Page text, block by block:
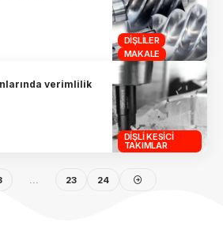
DIŞLILER
MAKALE
DIŞLI KESICI
TAKIMLAR
verimlilik
23 24